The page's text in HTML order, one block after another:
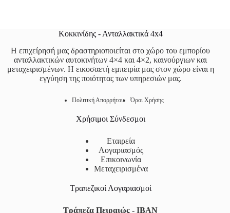
Κοκκινίδης - Ανταλλακτικά 4x4
Η επιχείρησή μας δραστηριοποιείται στο χώρο του εμπορίου
ανταλλακτικών αυτοκινήτων 4×4 και 4×2, καινούργιων και
μεταχειρισμένων. Η εικοσαετή εμπειρία μας στον χώρο είναι η
εγγύηση της ποιότητας των υπηρεσιών μας.
Πολιτική Απορρήτου Όροι Χρήσης
Χρήσιμοι Σύνδεσμοι
Εταιρεία
Λογαριασμός
Επικοινωνία
Μεταχειρισμένα
Τραπεζικοί Λογαριασμοί
Τράπεζα Πειραιώς - IBAN